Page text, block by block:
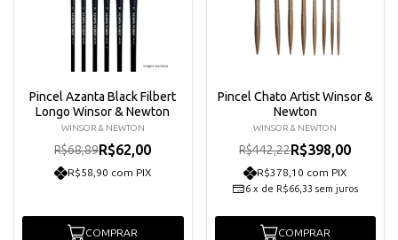
Pincel Azanta Black Filbert
Longo Winsor & Newton
WINSOR & NEWTON
R$68,89R$62,00
R$58,90 com PIX
COMPRAR
Pincel Chato Artist Winsor &
Newton
WINSOR & NEWTON
R$442,22R$398,00
R$378,10 com PIX
6 x de R$66,33 sem juros
COMPRAR